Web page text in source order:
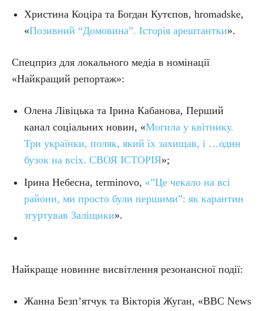
Христина Коціра та Богдан Кутєпов, hromadske,
«Позивний “Домовина”. Історія арештантки».
Спецприз для локального медіа в номінації
«Найкращий репортаж»:
Олена Лівіцька та Ірина Кабанова, Перший
канал соціальних новин, «Могила у квітнику.
Три українки, поляк, який їх захищав, і …один
бузок на всіх. СВОЯ ІСТОРІЯ»;
Ірина Небесна, terminovo, «”Це чекало на всі
райони, ми просто були першими”: як карантин
згуртував Заліщики».
Найкраще новинне висвітлення резонансної події:
Жанна Безп’ятчук та Вікторія Жуган, «BBC News